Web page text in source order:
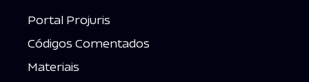
Portal Projuris
Códigos Comentados
Materiais